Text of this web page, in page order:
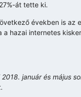
át tette ki.
években is
a hazai internetes
január és május